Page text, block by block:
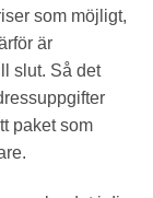
som möjligt,
är
slut. Så det
paket som